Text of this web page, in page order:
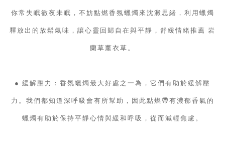
你常失眠徹夜未眠，不妨點燃香氛蠟燭來沈澱思緒，利用蠟燭
釋放出的放鬆氣味，讓心靈回歸自在與平靜，舒緩情緒推薦 岩
蘭草薰衣草。
● 緩解壓力：香氛蠟燭最大好處之一為，它們有助於緩解壓
力。我們都知道深呼吸會有所幫助，因此點燃帶有濃郁香氣的
蠟燭有助於保持平靜心情與緩和呼吸，從而減輕焦慮。